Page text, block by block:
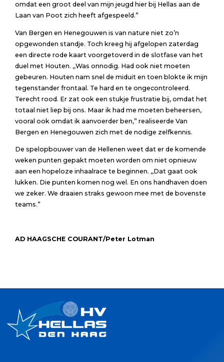
omdat een groot deel van mijn jeugd hier bij Hellas aan de
Laan van Poot zich heeft afgespeeld.”
Van Bergen en Henegouwen is van nature niet zo’n
opgewonden standje. Toch kreeg hij afgelopen zaterdag
een directe rode kaart voorgetoverd in de slotfase van het
duel met Houten. ,,Was onnodig. Had ook niet moeten
gebeuren. Houten nam snel de miduit en toen blokte ik mijn
tegenstander frontaal. Te hard en te ongecontroleerd.
Terecht rood. Er zat ook een stukje frustratie bij, omdat het
totaal niet liep bij ons. Maar ik had me moeten beheersen,
vooral ook omdat ik aanvoerder ben,” realiseerde Van
Bergen en Henegouwen zich met de nodige zelfkennis.
De spelopbouwer van de Hellenen weet dat er de komende
weken punten gepakt moeten worden om niet opnieuw
aan een hopeloze inhaalrace te beginnen. ,,Dat gaat ook
lukken. Die punten komen nog wel. En ons handhaven doen
we zeker. We draaien straks gewoon mee met de bovenste
teams.”
AD HAAGSCHE COURANT/Peter Lotman